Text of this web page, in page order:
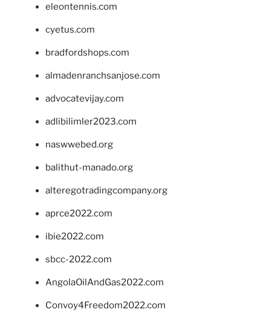
eleontennis.com
cyetus.com
bradfordshops.com
almadenranchsanjose.com
advocatevijay.com
adlibilimler2023.com
naswwebed.org
balithut-manado.org
alteregotradingcompany.org
aprce2022.com
ibie2022.com
sbcc-2022.com
AngolaOilAndGas2022.com
Convoy4Freedom2022.com